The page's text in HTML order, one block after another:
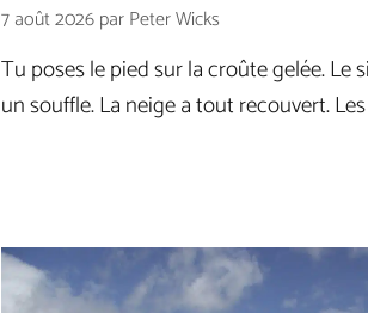
7 août 2026parPeter Wicks
Tu poses le pied sur la croûte gelée. Le
un souffle. La neige a tout recouvert.